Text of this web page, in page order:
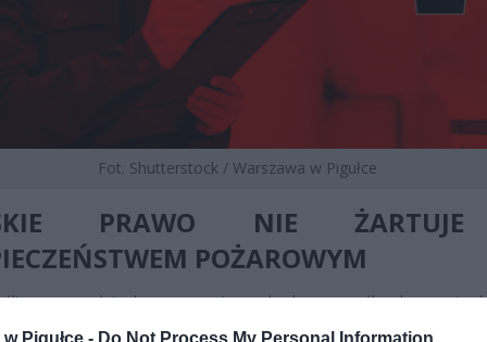
Pigułce - Do Not Process My Personal Information
Fot. Shutterstock / Warszawa w Pigułce
PRAWO NIE
POŻAROWYM
o mandatach, zazwyczaj przychodzą na myśl wykroczenia
za parkowanie. Tymczasem jeden z najdroższych